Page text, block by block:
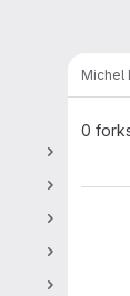
Michel
0